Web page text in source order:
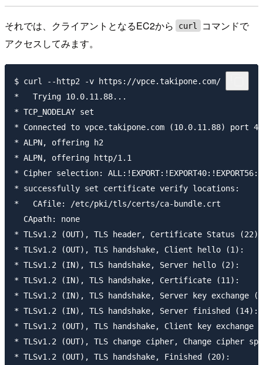
それでは、クライアントとなるEC2から curl
コマンドで
アクセスしてみます。
$ curl --http2 -v https://vpce.takipone.com/
*   Trying 10.0.11.88...
* TCP_NODELAY set
* Connected to vpce.takipone.com (10.0.11.88) port
* ALPN, offering h2
* ALPN, offering http/1.1
* Cipher selection:
* successfully set certificate verify locations:
*   CAfile: /etc/pki/tls/certs/ca-bundle.crt
  CApath: none
* TLSv1.2 (OUT), TLS header, Certificate Status (22):
* TLSv1.2 (OUT), TLS handshake, Client hello (1):
* TLSv1.2 (IN), TLS handshake, Server hello (2):
* TLSv1.2 (IN), TLS handshake, Certificate (11):
* TLSv1.2 (IN), TLS handshake, Server key exchange
* TLSv1.2 (IN), TLS handshake, Server finished (14):
* TLSv1.2 (OUT), TLS handshake, Client key exchange
* TLSv1.2 (OUT), TLS change cipher, Change cipher
* TLSv1.2 (OUT), TLS handshake, Finished (20):